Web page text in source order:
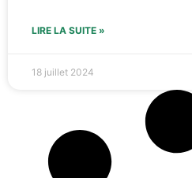
LIRE LA SUITE »
18 juillet 2024